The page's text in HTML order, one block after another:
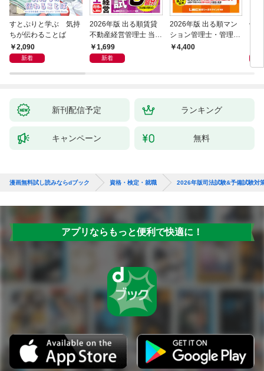
すとぷりと学ぶ 気持
ちが伝わることば
2,090
新着
2026年版 出る順賃貸
不動産経営管理士 当た
る！直前予想模試
1,699
新着
2026年版 出る順マン
ション管理士・管理業
務主任者 合格テキスト
4,400
働
れ
新刊配信予定 ランキング
キャンペーン 無料
漫画無料試し読みならdブック 資格・検定・就職 2026年版司法試験&予備試験対
アプリならもっと便利で快適に！